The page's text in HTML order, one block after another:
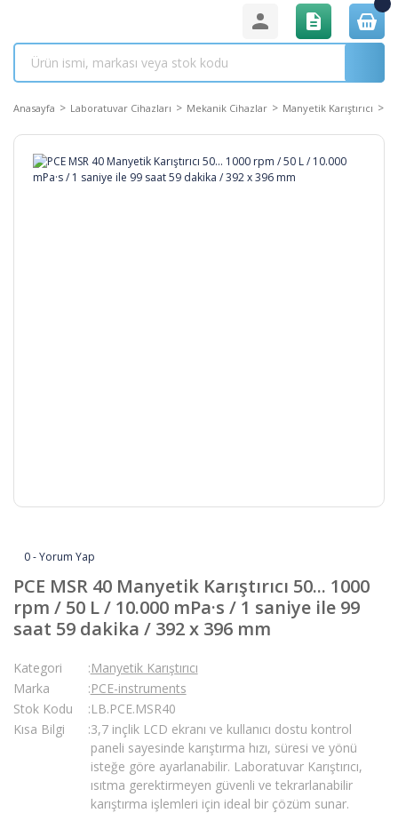
Anasayfa Laboratuvar Cihazları Mekanik Cihazlar Manyetik Karıştırıcı
0 - Yorum Yap
PCE MSR 40 Manyetik Karıştırıcı 50... 1000
rpm / 50 L / 10.000 mPa·s / 1 saniye ile 99
saat 59 dakika / 392 x 396 mm
Kategori
Manyetik Karıştırıcı
Marka
PCE-instruments
Stok Kodu
LB.PCE.MSR40
Kısa Bilgi
3,7 inçlik LCD ekranı ve kullanıcı dostu kontrol
paneli sayesinde karıştırma hızı, süresi ve yönü
isteğe göre ayarlanabilir. Laboratuvar Karıştırıcı,
ısıtma gerektirmeyen güvenli ve tekrarlanabilir
karıştırma işlemleri için ideal bir çözüm sunar.